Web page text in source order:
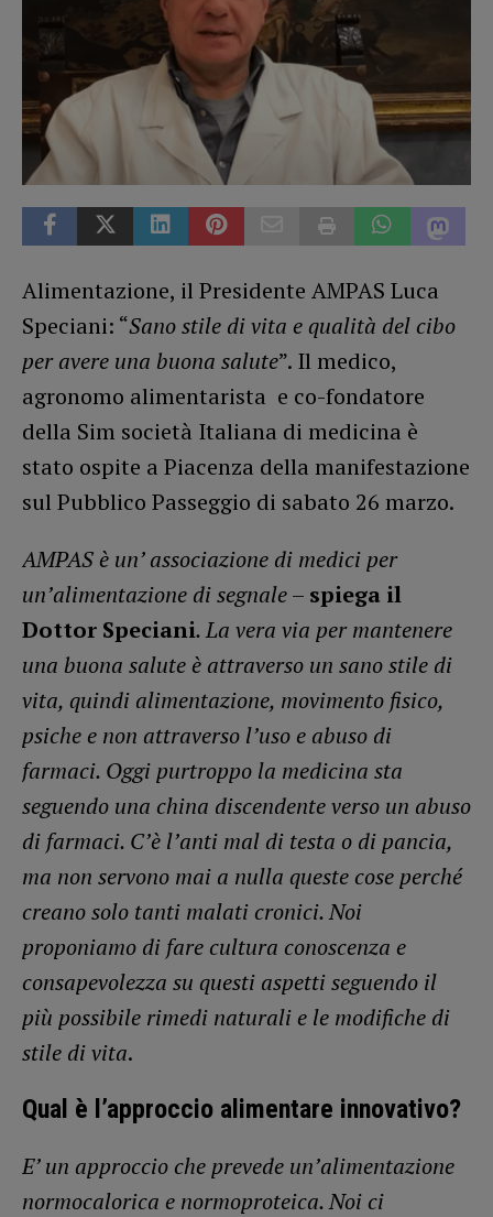
Alimentazione, il Presidente AMPAS Luca
Speciani: “Sano stile di vita e qualità del cibo
per avere una buona salute”. Il medico,
agronomo alimentarista e co-fondatore
della Sim società Italiana di medicina è
stato ospite a Piacenza della manifestazione
sul Pubblico Passeggio di sabato 26 marzo.
AMPAS è un’ associazione di medici per
un’alimentazione di segnale– spiega il
Dottor Speciani. La vera via per mantenere
una buona salute è attraverso un sano stile di
vita, quindi alimentazione, movimento fisico,
psiche e non attraverso l’uso e abuso di
farmaci. Oggi purtroppo la medicina sta
seguendo una china discendente verso un abuso
di farmaci. C’è l’anti mal di testa o di pancia,
ma non servono mai a nulla queste cose perché
creano solo tanti malati cronici. Noi
proponiamo di fare cultura conoscenza e
consapevolezza su questi aspetti seguendo il
più possibile rimedi naturali e le modifiche di
stile di vita.
Qual è l’approccio alimentare innovativo?
E’ un approccio che prevede un’alimentazione
normocalorica e normoproteica. Noi ci